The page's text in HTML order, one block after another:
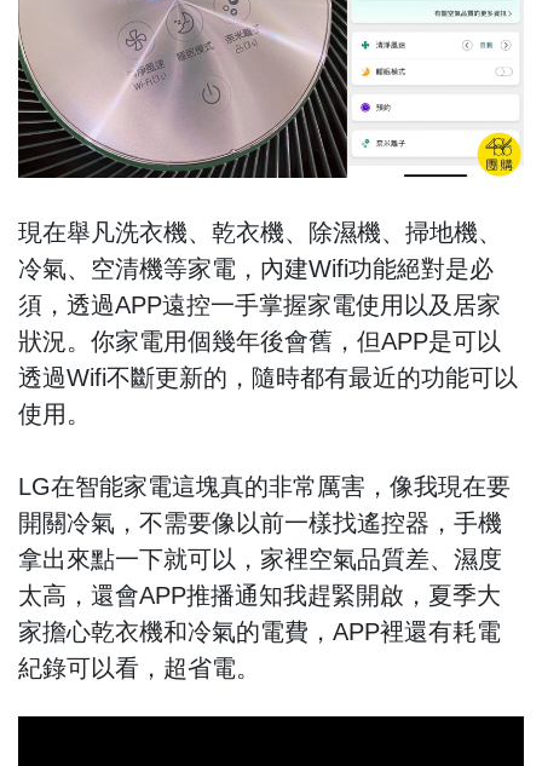
現在舉凡洗衣機、乾衣機、除濕機、掃地機、
冷氣、空清機等家電，內建Wifi功能絕對是必
須，透過APP遠控一手掌握家電使用以及居家
狀況。你家電用個幾年後會舊，但APP是可以
透過Wifi不斷更新的，隨時都有最近的功能可以
使用。
LG在智能家電這塊真的非常厲害，像我現在要
開關冷氣，不需要像以前一樣找遙控器，手機
拿出來點一下就可以，家裡空氣品質差、濕度
太高，還會APP推播通知我趕緊開啟，夏季大
家擔心乾衣機和冷氣的電費，APP裡還有耗電
紀錄可以看，超省電。